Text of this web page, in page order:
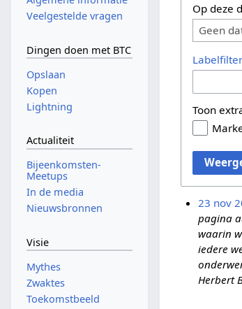
Op deze
Geen
Labelfilter
Toon
23 nov
pagina
waarin
iedere
Herbert
Veelgestelde vragen
Dingen doen met BTC
Opslaan
Kopen
Lightning
Actualiteit
Bijeenkomsten-
Meetups
In de media
Nieuwsbronnen
Visie
Mythes
Zwaktes
Toekomstbeeld